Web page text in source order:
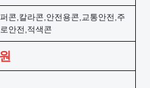
콘,칼라콘,안전용콘,교통안전,주
안전,적색콘
원